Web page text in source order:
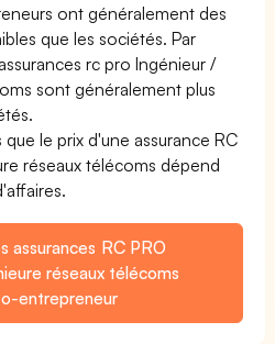
ont généralement des
que les sociétés. Par
rc pro Ingénieur /
sont généralement plus
le prix d'une assurance RC
réseaux télécoms dépend
assurances RC PRO
réseaux télécoms
entrepreneur